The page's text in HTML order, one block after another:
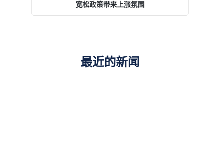
宽松政策带来上涨氛围
最近的新闻